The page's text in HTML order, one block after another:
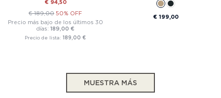
€ 94,50
€ 189,00 50% OFF
Precio más bajo de los últimos 30
días: 189,00 €
Precio de lista: 189,00 €
€ 199,00
MUESTRA MÁS